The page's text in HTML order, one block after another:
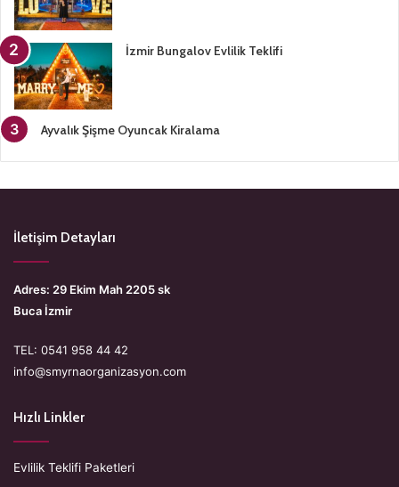
İzmir Bungalov Evlilik Teklifi
Ayvalık Şişme Oyuncak Kiralama
İletişim Detayları
Adres: 29 Ekim Mah 2205 sk
Buca İzmir
TEL: 0541 958 44 42
info@smyrnaorganizasyon.com
Hızlı Linkler
Evlilik Teklifi Paketleri